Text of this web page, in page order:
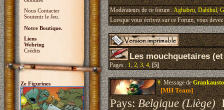
Nous Contacter
Soutenir le Jeu.
Notre Boutique.
Liens
Webring
Crédits
Ze Figurines
Modérateurs de ce forum :Aghabeu,Dabihul,
Lorsque vous écrivez sur ce Forum, vous
Les mouchquetaires
Pages :1,2,3,4,[5]
#.Message deGrankausto
[MH Team]
Pays:Belgique (Liège)